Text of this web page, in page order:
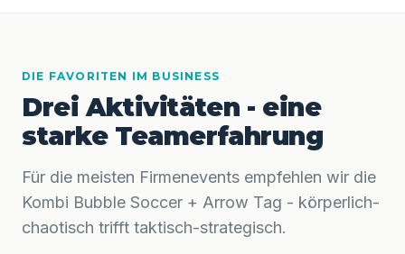
DIE FAVORITEN IM BUSINESS
Drei Aktivitäten - eine
starke Teamerfahrung
Für die meisten Firmenevents empfehlen wir die
Kombi Bubble Soccer + Arrow Tag - körperlich-
chaotisch trifft taktisch-strategisch.